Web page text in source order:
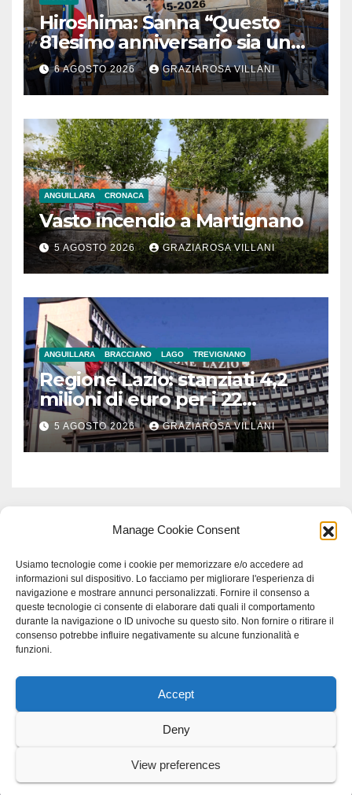
Manage Cookie Consent
Usiamo tecnologie come i cookie per memorizzare e/o accedere ad
informazioni sul dispositivo. Lo facciamo per migliorare l'esperienza di
navigazione e mostrare annunci personalizzati. Fornire il consenso a
queste tecnologie ci consente di elaborare dati quali il comportamento
durante la navigazione o ID univoche su questo sito. Non fornire o ritirare il
consenso potrebbe influire negativamente su alcune funzionalità e
funzioni.
Accept
Deny
View preferences
Hiroshima: Sanna “Questo
81esimo anniversario sia un
monito per tutti”
6 AGOSTO 2026 GRAZIAROSA VILLANI
ANGUILLARA CRONACA
Vasto incendio a Martignano
5 AGOSTO 2026 GRAZIAROSA VILLANI
ANGUILLARA BRACCIANO LAGO TREVIGNANO
Regione Lazio: stanziati 4,2
milioni di euro per i 22
Comuni dell’Etruria
Meridionale
5 AGOSTO 2026 GRAZIAROSA VILLANI
Proudly powered by WordPress|Tema: Newspaperex di
Scienza studio specialistico bracciano